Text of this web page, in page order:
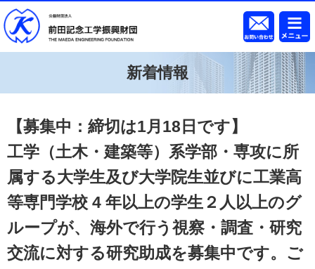
新着情報
【募集中：締切は1月18日です】
工学（土木・建築等）系学部・専攻に所
属する大学生及び大学院生並びに工業高
等専門学校 4 年以上の学生２人以上のグ
ループが、海外で行う視察・調査・研究
交流に対する研究助成を募集中です。ご